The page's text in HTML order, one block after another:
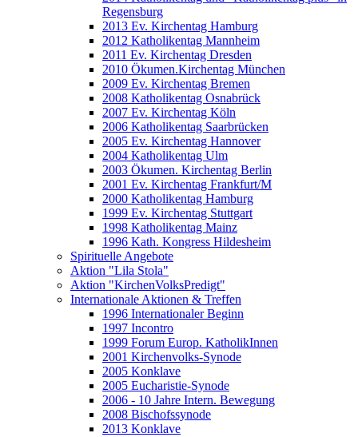
Regensburg
2013 Ev. Kirchentag Hamburg
2012 Katholikentag Mannheim
2011 Ev. Kirchentag Dresden
2010 Ökumen.Kirchentag München
2009 Ev. Kirchentag Bremen
2008 Katholikentag Osnabrück
2007 Ev. Kirchentag Köln
2006 Katholikentag Saarbrücken
2005 Ev. Kirchentag Hannover
2004 Katholikentag Ulm
2003 Ökumen. Kirchentag Berlin
2001 Ev. Kirchentag Frankfurt/M
2000 Katholikentag Hamburg
1999 Ev. Kirchentag Stuttgart
1998 Katholikentag Mainz
1996 Kath. Kongress Hildesheim
Spirituelle Angebote
Aktion "Lila Stola"
Aktion "KirchenVolksPredigt"
Internationale Aktionen & Treffen
1996 Internationaler Beginn
1997 Incontro
1999 Forum Europ. KatholikInnen
2001 Kirchenvolks-Synode
2005 Konklave
2005 Eucharistie-Synode
2006 - 10 Jahre Intern. Bewegung
2008 Bischofssynode
2013 Konklave